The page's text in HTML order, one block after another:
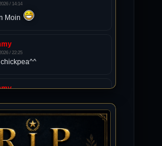
/ 14:14
Moin
/ 22:25
Aktivität:
2023, 22:48